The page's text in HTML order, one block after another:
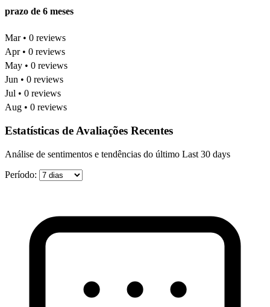
prazo de 6 meses
Mar • 0 reviews
Apr • 0 reviews
May • 0 reviews
Jun • 0 reviews
Jul • 0 reviews
Aug • 0 reviews
Estatísticas de Avaliações Recentes
Análise de sentimentos e tendências do último Last 30 days
Período: